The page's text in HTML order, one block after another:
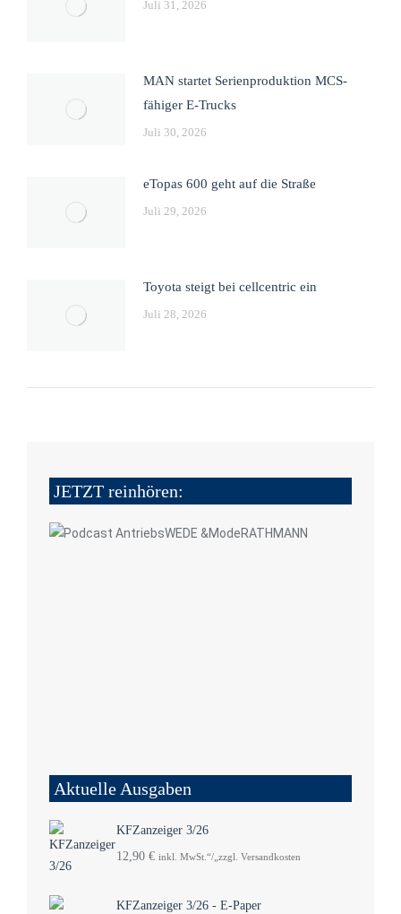
Juli 31, 2026
MAN startet Serienproduktion MCS-
fähiger E-Trucks
Juli 30, 2026
eTopas 600 geht auf die Straße
Juli 29, 2026
Toyota steigt bei cellcentric ein
Juli 28, 2026
JETZT reinhören:
Aktuelle Ausgaben
KFZanzeiger 3/26
12,90 € inkl. MwSt.“/„zzgl. Versandkosten
KFZanzeiger 3/26 - E-Paper